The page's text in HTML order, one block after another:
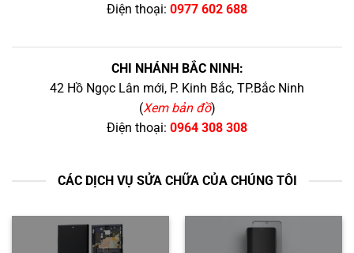
Điện thoại: 0977 602 688
CHI NHÁNH BẮC NINH:
42 Hồ Ngọc Lân mới, P. Kinh Bắc, TP.Bắc Ninh
(Xem bản đồ)
Điện thoại: 0964 308 308
CÁC DỊCH VỤ SỬA CHỮA CỦA CHÚNG TÔI